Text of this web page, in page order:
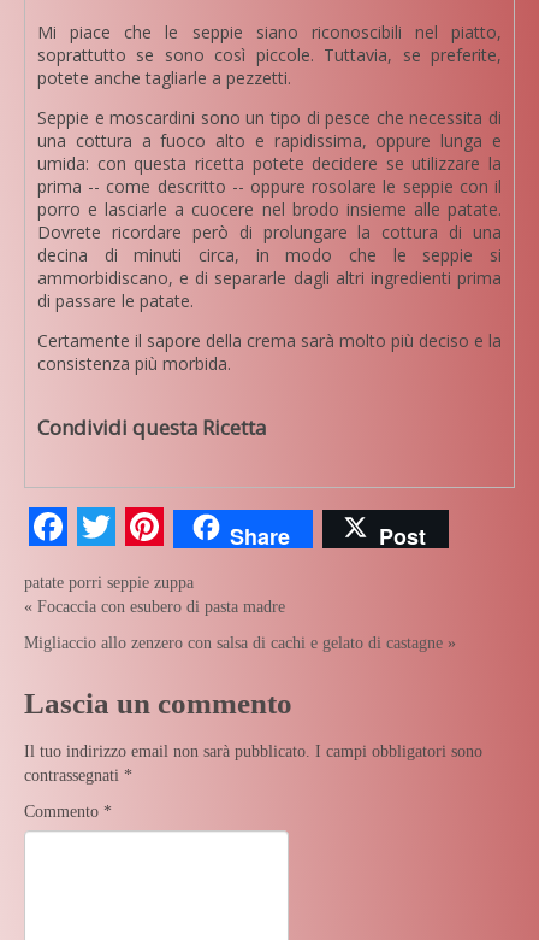
Mi piace che le seppie siano riconoscibili nel piatto,
soprattutto se sono così piccole. Tuttavia, se preferite,
potete anche tagliarle a pezzetti.
Seppie e moscardini sono un tipo di pesce che necessita di
una cottura a fuoco alto e rapidissima, oppure lunga e
umida: con questa ricetta potete decidere se utilizzare la
prima -- come descritto -- oppure rosolare le seppie con il
porro e lasciarle a cuocere nel brodo insieme alle patate.
Dovrete ricordare però di prolungare la cottura di una
decina di minuti circa, in modo che le seppie si
ammorbidiscano, e di separarle dagli altri ingredienti prima
di passare le patate.
Certamente il sapore della crema sarà molto più deciso e la
consistenza più morbida.
Condividi questa Ricetta
Facebook
TwitterPinterest
Share Post
patate porri seppie zuppa
« Focaccia con esubero di pasta madre
Migliaccio allo zenzero con salsa di cachi e gelato di castagne »
Lascia un commento
Il tuo indirizzo email non sarà pubblicato. I campi obbligatori sono
contrassegnati *
Commento *